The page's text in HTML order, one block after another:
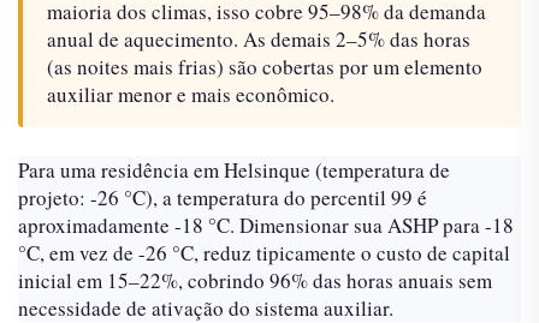
maioria dos climas, isso cobre 95–98% da demanda
anual de aquecimento. As demais 2–5% das horas
(as noites mais frias) são cobertas por um elemento
auxiliar menor e mais econômico.
Para uma residência em Helsinque (temperatura de
projeto: -26 °C), a temperatura do percentil 99 é
aproximadamente -18 °C. Dimensionar sua ASHP para -18
°C, em vez de -26 °C, reduz tipicamente o custo de capital
inicial em 15–22%, cobrindo 96% das horas anuais sem
necessidade de ativação do sistema auxiliar.